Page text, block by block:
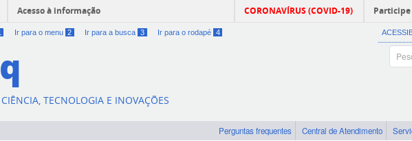
Acesso à informação CORONAVÍRUS (COVID-19) Participe
Ir para o menu 2 Ir para a busca 3 Ir para o rodapé 4
TECNOLOGIA E INOVAÇÕES
Perguntas frequentes Central de Atendimento